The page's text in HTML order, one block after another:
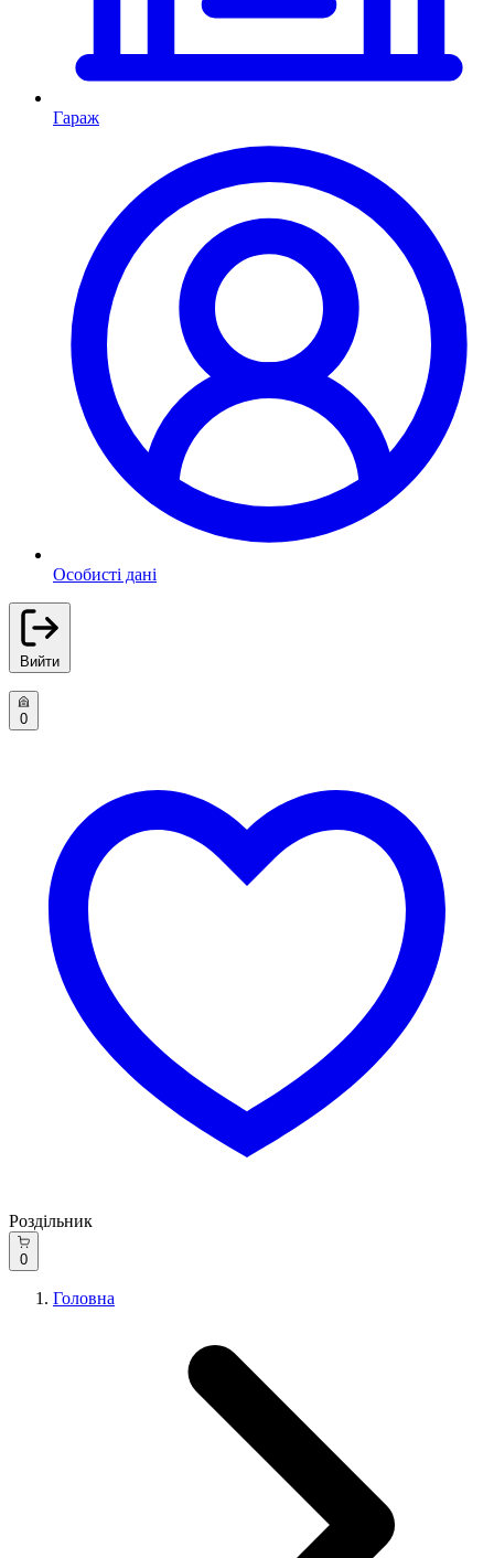
Гараж
Особисті дані
Вийти
0
Роздільник
0
Головна